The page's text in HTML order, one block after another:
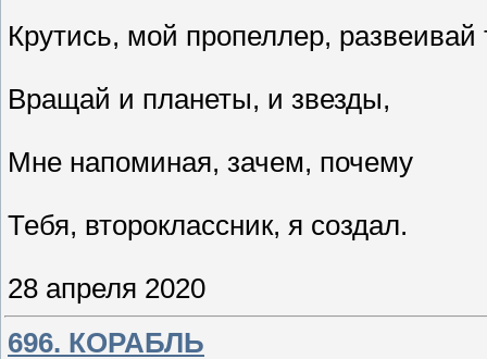
Крутись, мой пропеллер, развеивай
Вращай и планеты, и звезды,
Мне напоминая, зачем, почему
Тебя, второклассник, я создал.
28 апреля 2020
696. КОРАБЛЬ